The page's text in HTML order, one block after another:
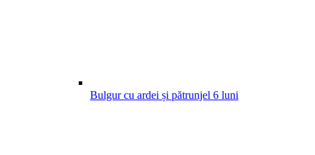
Bulgur cu ardei și pătrunjel 6 luni